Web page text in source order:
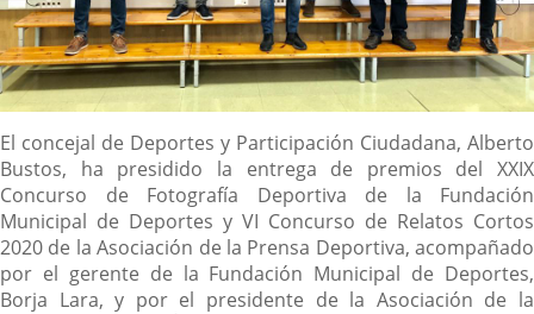
Descripción
El concejal de Deportes y Participación Ciudadana, Alberto
Bustos, ha presidido la entrega de premios del XXIX
Concurso de Fotografía Deportiva de la Fundación
Municipal de Deportes y VI Concurso de Relatos Cortos
2020 de la Asociación de la Prensa Deportiva, acompañado
por el gerente de la Fundación Municipal de Deportes,
Borja Lara, y por el presidente de la Asociación de la